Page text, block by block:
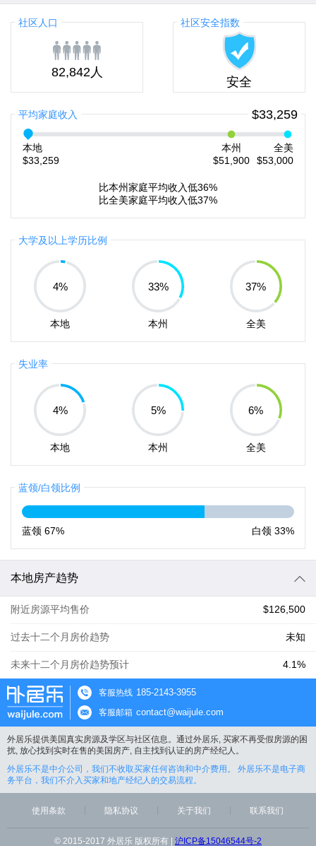
社区人口
82,842人
社区安全指数
安全
平均家庭收入 $33,259
本地
$33,259
本州
$51,900
全美
$53,000
比本州家庭平均收入低36%
比全美家庭平均收入低37%
大学及以上学历比例
4%
本地
33%
本州
37%
全美
失业率
4%
本地
5%
本州
6%
全美
蓝领/白领比例
蓝领 67% 白领 33%
本地房产趋势
附近房源平均售价 $126,500
过去十二个月房价趋势 未知
未来十二个月房价趋势预计 4.1%
客服热线 185-2143-3955
客服邮箱 contact@waijule.com
外居乐提供美国真实房源及学区与社区信息。通过外居乐, 买家不再受假房源的困
扰, 放心找到实时在售的美国房产, 自主找到认证的房产经纪人。
外居乐不是中介公司，我们不收取买家任何咨询和中介费用。 外居乐不是电子商
务平台，我们不介入买家和地产经纪人的交易流程。
使用条款 隐私协议 关于我们 联系我们
© 2015-2017 外居乐 版权所有 | 沪ICP备15046544号-2